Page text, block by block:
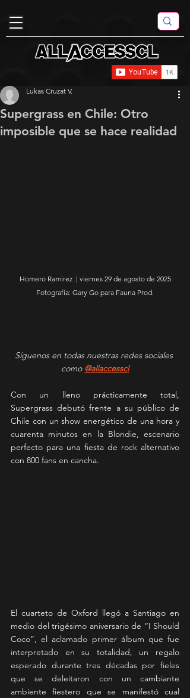
Supergrass en Chile: Otro
imposible que se hace realidad
Lukas Cruzat V.
Homero Ramirez  | viernes 29 de agosto de 2025
Fotografía: Gary Go para Fauna Prod.
Síguenos en todas nuestras redes sociales
como @allaccesscl
Con un lleno prácticamente total,
Supergrass debutó frente a su público de
Chile con un show energético de una hora y
cuarenta minutos en la Blondie, escenario
perfecto para una fiesta de rock alternativo
con 800 fans en cancha.
El cuarteto de Oxford llegó a Santiago en
medio del trigésimo aniversario de “I Should
Coco”, el aclamado primer álbum que fue
interpretado en su totalidad, un regalo
esperado durante tres décadas por fieles
que se deleitaron con un cambiante
ambiente fiestero que se manifestó cual